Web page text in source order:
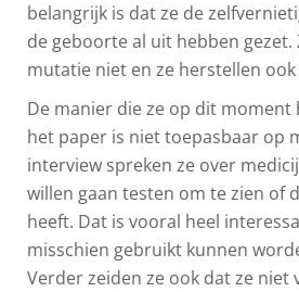
belangrijk is dat ze de
de geboorte al uit hebben gezet.
mutatie niet en ze herstellen ook
De manier die ze op dit
het paper is niet toepasbaar op
interview spreken ze over
willen gaan testen om te zien of
heeft. Dat is vooral heel
misschien gebruikt kunnen
Verder zeiden ze ook dat ze niet